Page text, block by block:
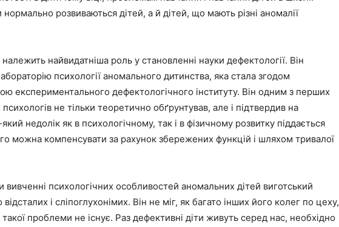
розвиваються дітей, а й дітей, що мають різні аномалії
найвидатніша роль у становленні науки дефектології. Він
психології аномального дитинства, яка стала згодом
експериментального дефектологічного інституту. Він одним з перших
не тільки теоретично обґрунтував, але і підтвердив на
недолік як в психологічному, так і в фізичному розвитку піддається
можна компенсувати за рахунок збережених функцій і шляхом тривалої
психологічних особливостей аномальних дітей виготський
і сліпоглухонімих. Він не міг, як багато інших його колег по цеху,
проблеми не існує. Раз дефективні діти живуть серед нас, необхідно